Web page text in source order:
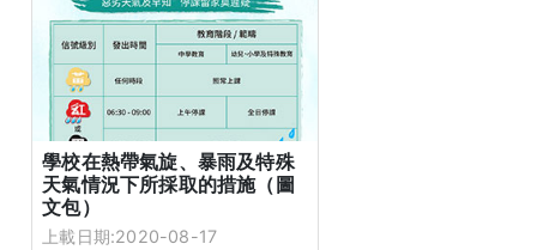
學校在熱帶氣旋、暴雨及特殊
天氣情況下所採取的措施（圖
文包）
上載日期:2020-08-17